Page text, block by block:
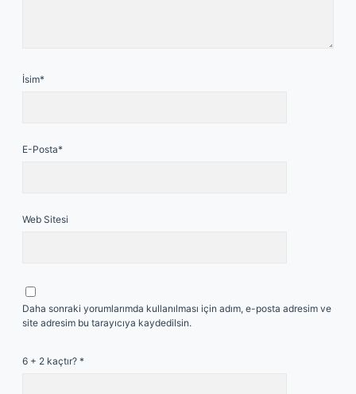
İsim*
E-Posta*
Web Sitesi
Daha sonraki yorumlarımda kullanılması için adım, e-posta adresim ve
site adresim bu tarayıcıya kaydedilsin.
6 + 2 kaçtır? *